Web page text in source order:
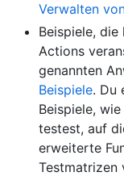
Verwalten
Beispiele,
Actions
genannten
Beispiele. Du
Beispiele,
testest, auf
erweiterte
Testmatrizen